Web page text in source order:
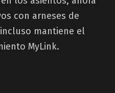
con arneses de
mantiene el
MyLink.